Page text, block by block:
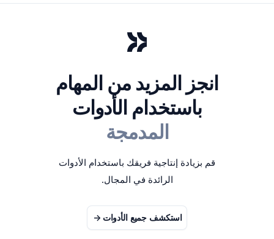
انجز المزيد من المهام
باستخدام الأدوات
المدمجة
قم بزيادة إنتاجية فريقك باستخدام الأدوات
الرائدة في المجال.
استكشف جميع الأدوات ->